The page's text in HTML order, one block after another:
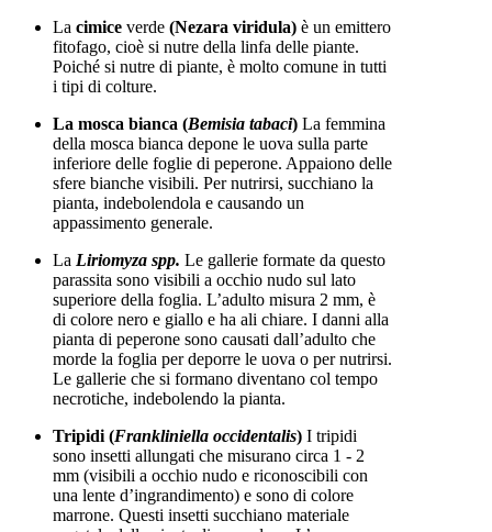
La cimice verde (Nezara viridula) è un emittero
fitofago, cioè si nutre della linfa delle piante.
Poiché si nutre di piante, è molto comune in tutti
i tipi di colture.
La mosca bianca (Bemisia tabaci) La femmina
della mosca bianca depone le uova sulla parte
inferiore delle foglie di peperone. Appaiono delle
sfere bianche visibili. Per nutrirsi, succhiano la
pianta, indebolendola e causando un
appassimento generale.
La Liriomyza spp. Le gallerie formate da questo
parassita sono visibili a occhio nudo sul lato
superiore della foglia. L’adulto misura 2 mm, è
di colore nero e giallo e ha ali chiare. I danni alla
pianta di peperone sono causati dall’adulto che
morde la foglia per deporre le uova o per nutrirsi.
Le gallerie che si formano diventano col tempo
necrotiche, indebolendo la pianta.
Tripidi (Frankliniella occidentalis) I tripidi
sono insetti allungati che misurano circa 1 - 2
mm (visibili a occhio nudo e riconoscibili con
una lente d’ingrandimento) e sono di colore
marrone. Questi insetti succhiano materiale